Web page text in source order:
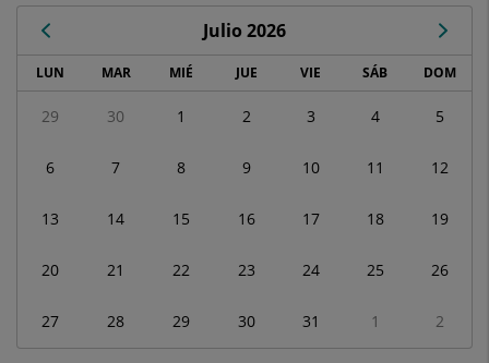
Julio 2026
Calendario
Eventos
correspondiente
julio
LUN MAR MIÉ JUE VIE SÁB DOM
29 30 1 2 3 4 5
6 7 8 9 10 11 12
13 14 15 16 17 18 19
20 21 22 23 24 25 26
27 28 29 30 31 1 2